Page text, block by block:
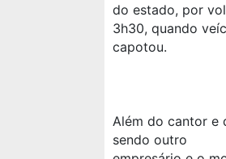
do estado, por
3h30, quando
capotou.
Além do cantor e
sendo outro